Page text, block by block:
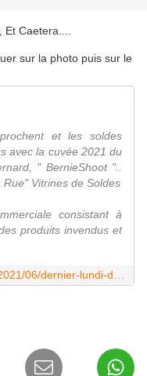
Et Caetera...
sur la photo puis sur le
et les soldes
avec la cuvée 2021 du
" BernieShoot "..
Vitrines de Soldes
consistant à
produits invendus et